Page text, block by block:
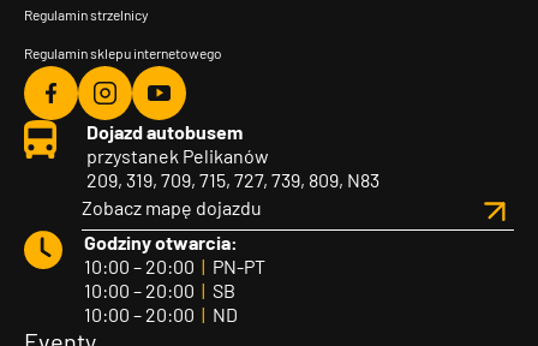
Regulamin strzelnicy
Regulamin sklepu internetowego
Agvo
Facebook
Agvo
Instagram
Agvo
YouTube
Dojazd autobusem
przystanek Pelikanów
209, 319, 709, 715, 727, 739, 809, N83
Zobacz mapę dojazdu
Godziny otwarcia:
10:00 – 20:00 | PN-PT
10:00 – 20:00 | SB
10:00 – 20:00 | ND